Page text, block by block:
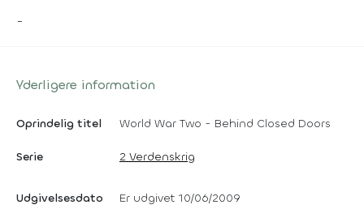
-
Yderligere information
Oprindelig titel World War Two - Behind Closed Doors
Serie 2 Verdenskrig
Udgivelsesdato Er udgivet 10/06/2009